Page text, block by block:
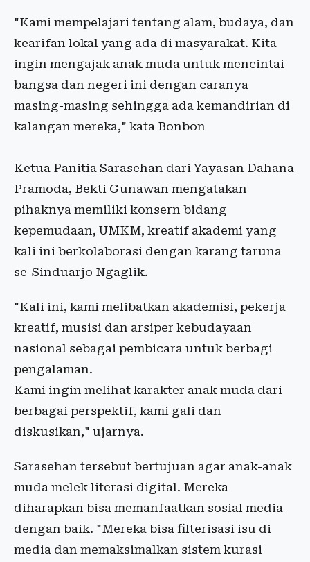
"Kami mempelajari tentang alam, budaya, dan
kearifan lokal yang ada di masyarakat. Kita
ingin mengajak anak muda untuk mencintai
bangsa dan negeri ini dengan caranya
masing-masing sehingga ada kemandirian di
kalangan mereka," kata Bonbon
Ketua Panitia Sarasehan dari Yayasan Dahana
Pramoda, Bekti Gunawan mengatakan
pihaknya memiliki konsern bidang
kepemudaan, UMKM, kreatif akademi yang
kali ini berkolaborasi dengan karang taruna
se-Sinduarjo Ngaglik.
"Kali ini, kami melibatkan akademisi, pekerja
kreatif, musisi dan arsiper kebudayaan
nasional sebagai pembicara untuk berbagi
pengalaman.
Kami ingin melihat karakter anak muda dari
berbagai perspektif, kami gali dan
diskusikan," ujarnya.
Sarasehan tersebut bertujuan agar anak-anak
muda melek literasi digital. Mereka
diharapkan bisa memanfaatkan sosial media
dengan baik. "Mereka bisa filterisasi isu di
media dan memaksimalkan sistem kurasi